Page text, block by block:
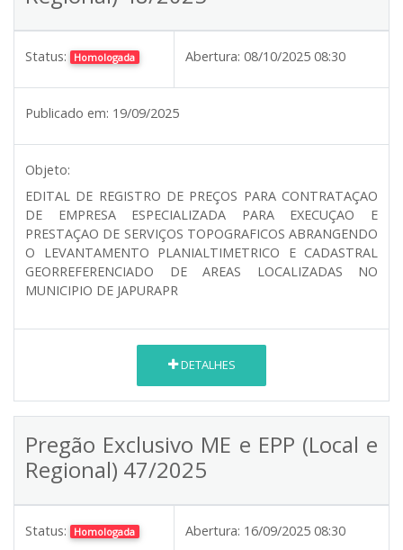
Status: Homologada Abertura: 08/10/2025 08:30
Publicado em: 19/09/2025
Objeto:
EDITAL DE REGISTRO DE PREÇOS PARA CONTRATAÇAO
DE EMPRESA ESPECIALIZADA PARA EXECUÇAO E
PRESTAÇAO DE SERVIÇOS TOPOGRAFICOS ABRANGENDO
O LEVANTAMENTO PLANIALTIMETRICO E CADASTRAL
GEORREFERENCIADO DE AREAS LOCALIZADAS NO
MUNICIPIO DE JAPURAPR
DETALHES
Pregão Exclusivo ME e EPP (Local e
Regional) 47/2025
Status: Homologada Abertura: 16/09/2025 08:30